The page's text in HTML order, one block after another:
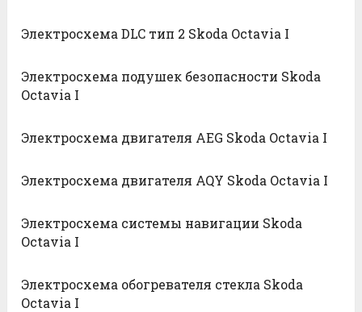
Электросхема DLC тип 2 Skoda Octavia I
Электросхема подушек безопасности Skoda
Octavia I
Электросхема двигателя AEG Skoda Octavia I
Электросхема двигателя AQY Skoda Octavia I
Электросхема системы навигации Skoda
Octavia I
Электросхема обогревателя стекла Skoda
Octavia I